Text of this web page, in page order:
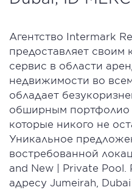
Агентство Intermark
предоставляет своим
сервис в области
недвижимости во
обладает
обширным портфолио
которые никого не
Уникальное
востребованной
and New | Private
адресу Jumeirah,